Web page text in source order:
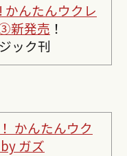
かんたんウクレ
新発売 ！
ック刊
かんたんウク
ガズ